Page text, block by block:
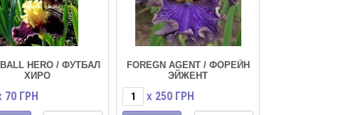
HERO / ФУТБАЛ
ХИРО
70 ГРН
FOREGN AGENT / ФОРЕЙН
ЭЙЖЕНТ
X 250 ГРН